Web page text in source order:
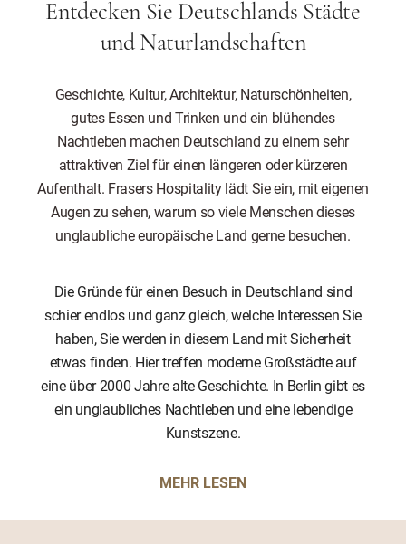
Entdecken Sie Deutschlands Städte
und Naturlandschaften
Geschichte, Kultur, Architektur, Naturschönheiten,
gutes Essen und Trinken und ein blühendes
Nachtleben machen Deutschland zu einem sehr
attraktiven Ziel für einen längeren oder kürzeren
Aufenthalt. Frasers Hospitality lädt Sie ein, mit eigenen
Augen zu sehen, warum so viele Menschen dieses
unglaubliche europäische Land gerne besuchen.
Die Gründe für einen Besuch in Deutschland sind
schier endlos und ganz gleich, welche Interessen Sie
haben, Sie werden in diesem Land mit Sicherheit
etwas finden. Hier treffen moderne Großstädte auf
eine über 2000 Jahre alte Geschichte. In Berlin gibt es
ein unglaubliches Nachtleben und eine lebendige
Kunstszene.
MEHR LESEN